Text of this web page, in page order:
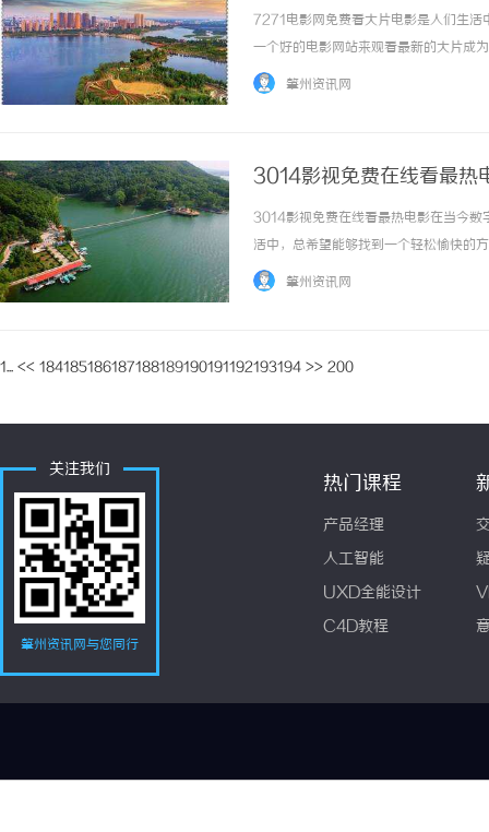
7271电影网免费看大片电影是人们生活
一个好的电影网站来观看最新的大片成
网站——7271电影网。7271电影网是一
肇州资讯网
3014影视免费在线看最热
3014影视免费在线看最热电影在当今数
活中，总希望能够找到一个轻松愉快的
好者提供了一个便捷的观影平台。3014
肇州资讯网
1... << 184185186187188189190191192193194 >> 200
关注我们
肇州资讯网与您同行
热门课程
产品经理
人工智能
UXD全能设计
C4D教程